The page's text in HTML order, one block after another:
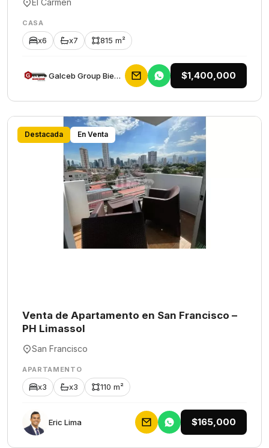
El Carmen
CASA
x6 x7 815 m²
Galceb Group Bienes Raices $1,400,000
Destacada En Venta
Venta de Apartamento en San Francisco –
PH Limassol
San Francisco
APARTAMENTO
x3 x3 110 m²
Eric Lima $165,000